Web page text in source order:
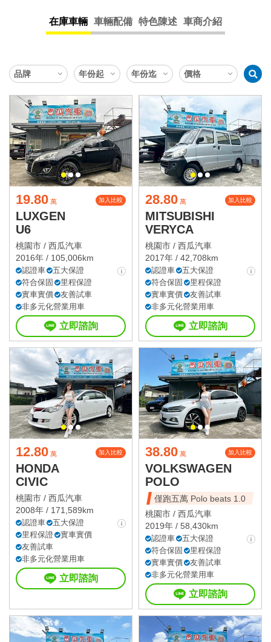
在庫車輛 車輛配備 特色陳述 車商介紹
19.80 萬 加入比較
LUXGEN
U6
桃園市 / 西瓜汽車
2016年 / 105,006km
認證車
五大保證
符合保固
里程保證
實車實價
友善試車
非多元化營業用車
立即諮詢
28.80 萬 加入比較
MITSUBISHI
VERYCA
桃園市 / 西瓜汽車
2017年 / 42,708km
認證車
五大保證
符合保固
里程保證
實車實價
友善試車
非多元化營業用車
立即諮詢
12.80 萬 加入比較
HONDA
CIVIC
桃園市 / 西瓜汽車
2008年 / 171,589km
認證車
五大保證
里程保證
實車實價
友善試車
非多元化營業用車
立即諮詢
38.80 萬 加入比較
VOLKSWAGEN
POLO
僅跑五萬 Polo beats 1.0
桃園市 / 西瓜汽車
2019年 / 58,430km
認證車
五大保證
符合保固
里程保證
實車實價
友善試車
非多元化營業用車
立即諮詢